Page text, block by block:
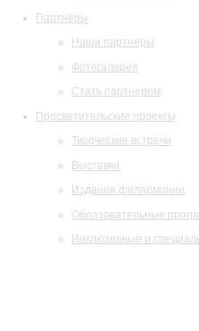
Партнеры
Наши партнеры
Фотогалерея
Стать партнером
Просветительские проекты
Творческие встречи
Выставки
Издания филармонии
Образовательные
Инклюзивные и